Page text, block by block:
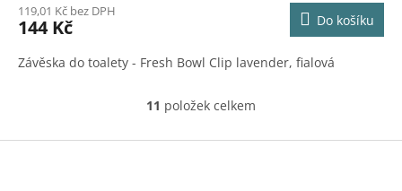
119,01 Kč bez DPH
144 Kč Do košíku
Závěska do toalety - Fresh Bowl Clip lavender, fialová
O
l
11 položek celkem
Z